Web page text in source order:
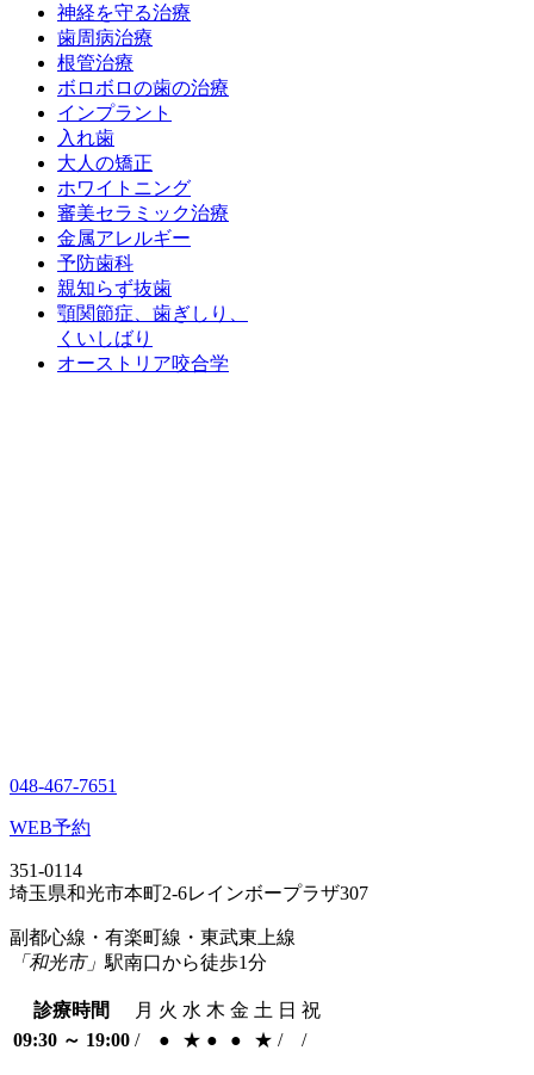
神経を守る治療
歯周病治療
根管治療
ボロボロの歯の治療
インプラント
入れ歯
大人の矯正
ホワイトニング
審美セラミック治療
金属アレルギー
予防歯科
親知らず抜歯
顎関節症、歯ぎしり、
くいしばり
オーストリア咬合学
048-467-7651
WEB予約
351-0114
埼玉県和光市本町2-6レインボープラザ307
副都心線・有楽町線・東武東上線
「和光市」 駅南口から徒歩1分
診療時間 月 火 水 木 金 土 日 祝
09:30 ～ 19:00 / ● ★ ● ● ★ / /